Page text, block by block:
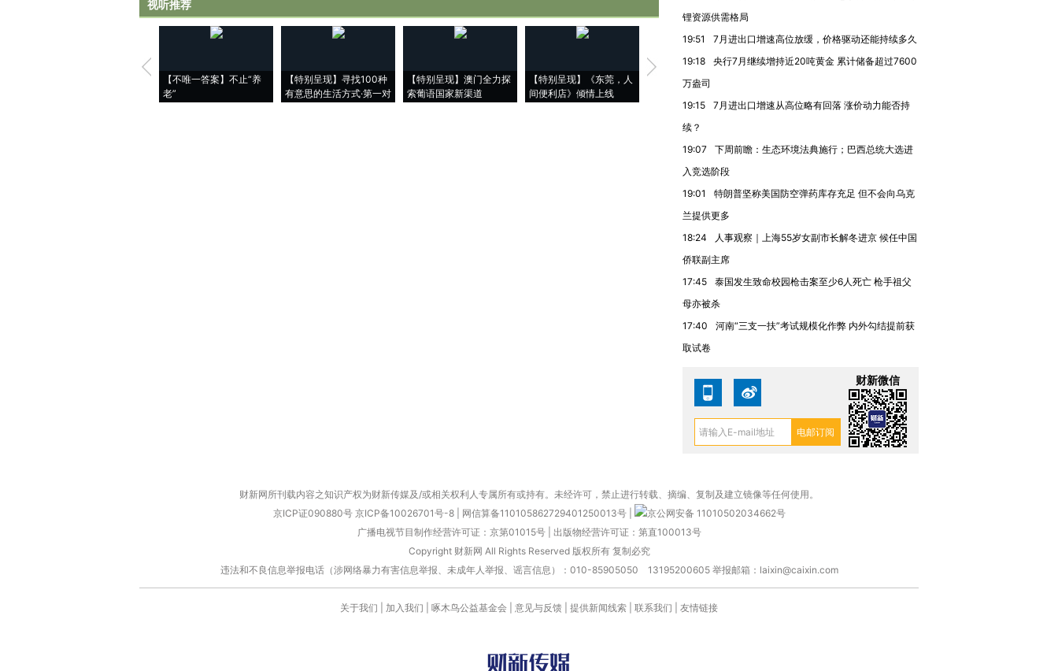
视听推荐
【不唯一答案】不止“养
老”
【特别呈现】寻找100种
有意思的生活方式·第一对
【特别呈现】澳门全力探
索葡语国家新渠道
【特别呈现】《东莞，人
间便利店》倾情上线
【推广】走进第四届链博
会，让数智科技“链”接产
【商旅对话】华住集团
锂资源供需格局
19:51
7月进出口增速高位放缓，价格驱动还能持续多久
19:18
央行7月继续增持近20吨黄金 累计储备超过7600
万盎司
19:15
7月进出口增速从高位略有回落 涨价动力能否持
续？
19:07
下周前瞻：生态环境法典施行；巴西总统大选进
入竞选阶段
19:01
特朗普坚称美国防空弹药库存充足 但不会向乌克
兰提供更多
18:24
人事观察｜上海55岁女副市长解冬进京 候任中国
侨联副主席
17:45
泰国发生致命校园枪击案至少6人死亡 枪手祖父
母亦被杀
17:40
河南“三支一扶”考试规模化作弊 内外勾结提前获
取试卷
财新微信
财新网所刊载内容之知识产权为财新传媒及/或相关权利人专属所有或持有。未经许可，禁止进行转载、摘编、复制及建立镜像等任何使用。
京ICP证090880号 京ICP备10026701号-8 网信算备110105862729401250013号
京公网安备 11010502034662号
广播电视节目制作经营许可证：京第01015号| 出版物经营许可证：第直100013号
Copyright 财新网 All Rights Reserved 版权所有 复制必究
违法和不良信息举报电话（涉网络暴力有害信息举报、未成年人举报、谣言信息）：010-85905050 13195200605 举报邮箱：laixin@caixin.com
关于我们 加入我们 啄木鸟公益基金会 意见与反馈 提供新闻线索 联系我们 友情链接